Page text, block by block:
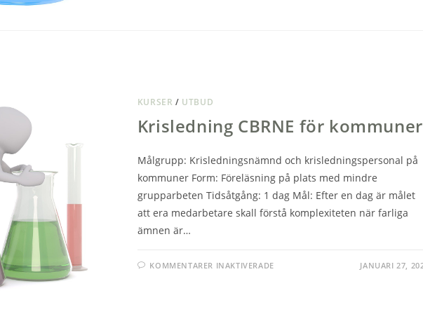
KURSER / UTBUD
Krisledning CBRNE för kommuner
Målgrupp: Krisledningsnämnd och krisledningspersonal på
kommuner Form: Föreläsning på plats med mindre
grupparbeten Tidsåtgång: 1 dag Mål: Efter en dag är målet
att era medarbetare skall förstå komplexiteten när farliga
ämnen är…
KOMMENTARER INAKTIVERADEFÖR JANUARI 27,